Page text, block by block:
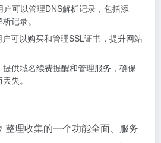
户可以管理DNS解析记录，包括添
记录。
户可以购买和管理SSL证书，提升网站
提供域名续费提醒和管理服务，确保
失。
整理收集的一个功能全面、服务